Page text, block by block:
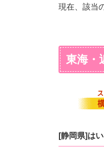
現在、該当
東海・
[静岡県]は